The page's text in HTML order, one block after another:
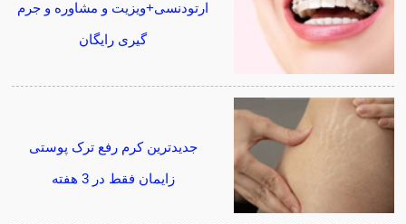
ارتودنسی+ویزیت و مشاوره و جرم
گیری رایگان
جدیدترین کرم رفع ترک پوستی
زایمان فقط در 3 هفته